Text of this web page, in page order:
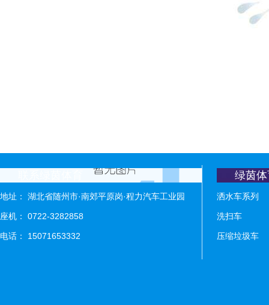
地址： 湖北省随州市·南郊平原岗·程力汽车工业园
座机： 0722-3282858
电话： 15071653332
绿茵
洒水车系列
洗扫车
压缩垃圾车